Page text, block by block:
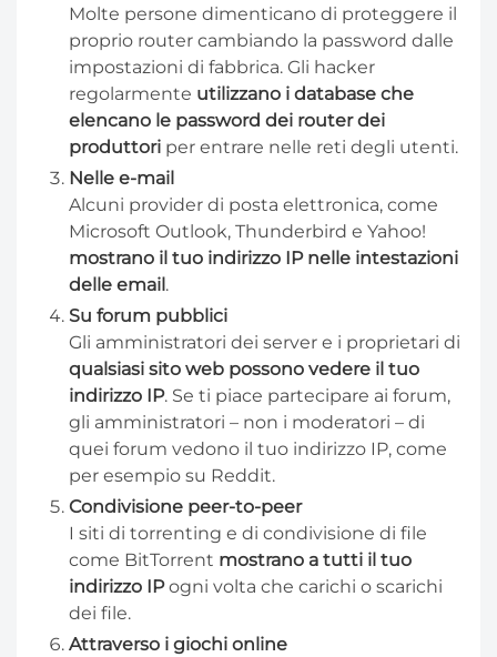
Molte persone dimenticano di proteggere il
proprio router cambiando la password dalle
impostazioni di fabbrica. Gli hacker
regolarmente utilizzano i database che
elencano le password dei router dei
produttori per entrare nelle reti degli utenti.
Nelle e-mail
Alcuni provider di posta elettronica, come
Microsoft Outlook, Thunderbird e Yahoo!
mostrano il tuo indirizzo IP nelle intestazioni
delle email.
Su forum pubblici
Gli amministratori dei server e i proprietari di
qualsiasi sito web possono vedere il tuo
indirizzo IP. Se ti piace partecipare ai forum,
gli amministratori – non i moderatori – di
quei forum vedono il tuo indirizzo IP, come
per esempio su Reddit.
Condivisione peer-to-peer
I siti di torrenting e di condivisione di file
come BitTorrent mostrano a tutti il tuo
indirizzo IPogni volta che carichi o scarichi
dei file.
Attraverso i giochi online